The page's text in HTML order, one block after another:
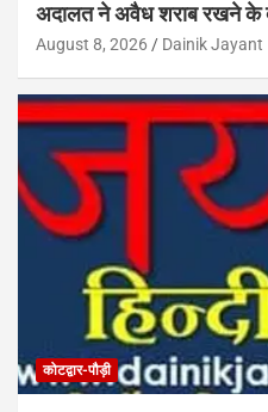
अदालत ने अवैध शराब रखने के
August 8, 2026 Dainik Jayant
कोटद्वार-पौड़ी